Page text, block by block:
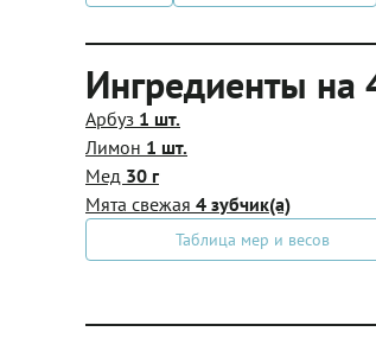
Ингредиенты на
Арбуз 1 шт.
Лимон 1 шт.
Мед 30 г
Мята свежая 4 зубчик(а)
Таблица мер и весов